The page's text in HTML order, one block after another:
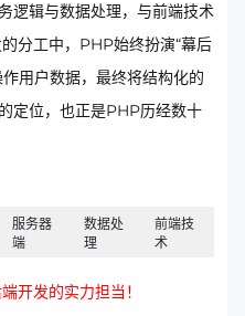
逻辑与数据处理，与前端技术
分工中，PHP始终扮演“幕后
用户数据，最终将结构化的
定位，也正是PHP历经数十
服务器
端
数据处
理
前端技
术
开发的实力担当！